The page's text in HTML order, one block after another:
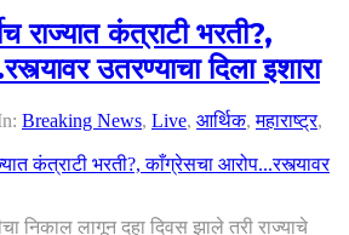
राज्यात कंत्राटी भरती?,
उतरण्याचा दिला इशारा
Breaking News, Live, आर्थिक,महाराष्ट्र,
निकाल लागून दहा दिवस झाले तरी राज्याचे